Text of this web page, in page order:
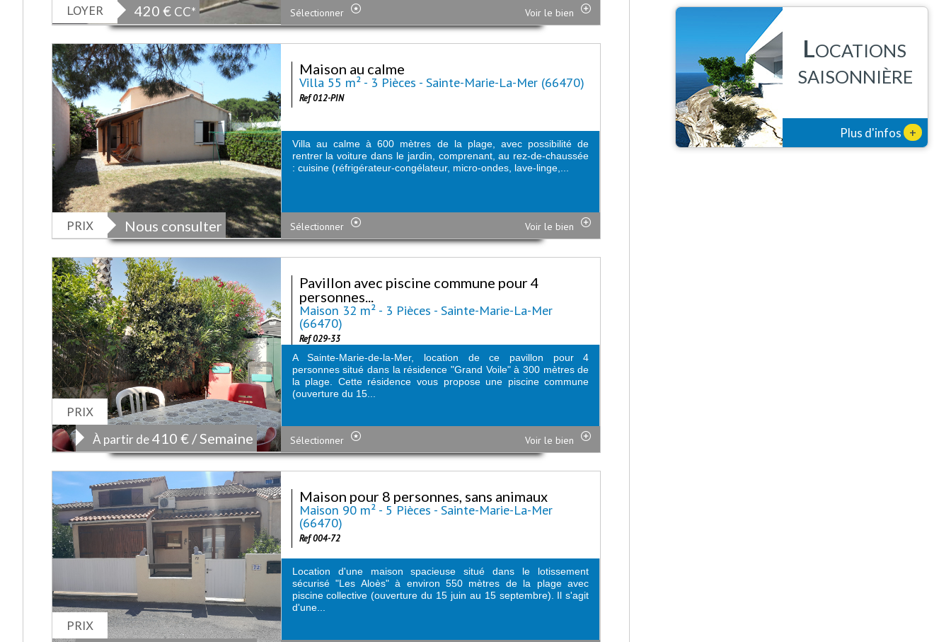
LOYER 420 € CC* Sélectionner Voir le bien
PRIX Nous consulter
Maison au calme
Villa 55 m² - 3 Pièces - Sainte-Marie-La-Mer (66470)
Ref 012-PIN
Villa au calme à 600 mètres de la plage, avec possibilité de
rentrer la voiture dans le jardin, comprenant, au rez-de-chaussée
: cuisine (réfrigérateur-congélateur, micro-ondes, lave-linge,...
Sélectionner Voir le bien
PRIX
À partir de410 € / Semaine
Pavillon avec piscine commune pour 4
personnes...
Maison 32 m² - 3 Pièces - Sainte-Marie-La-Mer
(66470)
Ref 029-33
A Sainte-Marie-de-la-Mer, location de ce pavillon pour 4
personnes situé dans la résidence "Grand Voile" à 300 mètres de
la plage. Cette résidence vous propose une piscine commune
(ouverture du 15...
Sélectionner Voir le bien
PRIX
Maison pour 8 personnes, sans animaux
Maison 90 m² - 5 Pièces - Sainte-Marie-La-Mer
(66470)
Ref 004-72
Location d'une maison spacieuse situé dans le lotissement
sécurisé "Les Aloès" à environ 550 mètres de la plage avec
piscine collective (ouverture du 15 juin au 15 septembre). Il s'agit
d'une...
LOCATIONS
SAISONNIÈRE
Plus d'infos +